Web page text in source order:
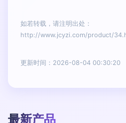
如若转载，请注明出处：
http://www.jcyzi.com/product/
更新时间：2026-08-04 00:30:20
最新产品